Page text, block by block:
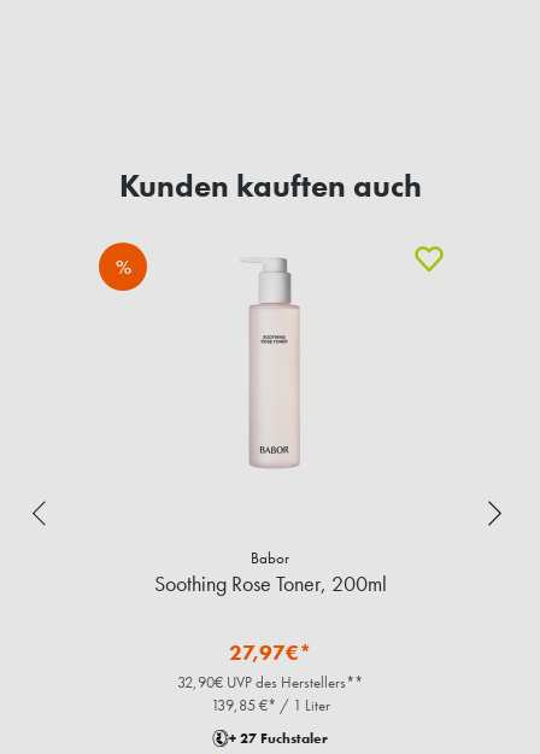
Kunden kauften auch
%
Babor
Soothing Rose Toner, 200ml
27,97€*
32,90€ UVP des Herstellers**
139,85 €* / 1 Liter
+ 27 Fuchstaler